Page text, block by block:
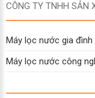
CÔNG TY TNHH SẢN
Máy lọc nước gia đình
Máy lọc nước công